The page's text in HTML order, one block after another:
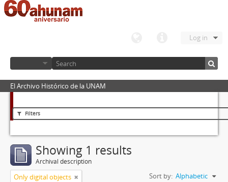
Log in
El Archivo Histórico de la UNAM
Filters
Showing 1 results
Archival description
Only digital objects Sort by: Alphabetic